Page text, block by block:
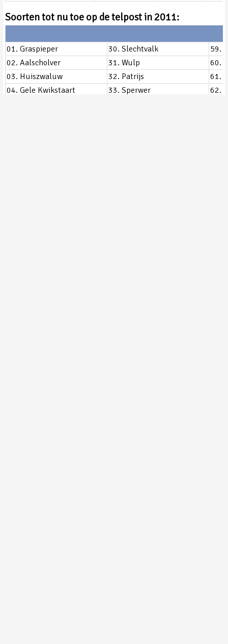
Soorten tot nu toe op de telpost in 2011:
01. Graspieper 30. Slechtvalk
59.
02. Aalscholver
31. Wulp
60.
03. Huiszwaluw
32. Patrijs
61.
04. Gele Kwikstaart
33. Sperwer
62.